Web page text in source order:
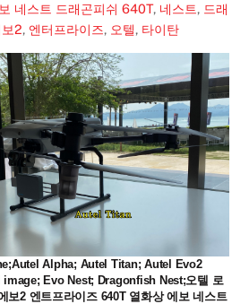
네스트 드래곤피쉬 640T, 네스트, 드래
2, 엔터프라이즈, 오텔, 타이탄
Alpha; Autel Titan; Autel Evo2
Evo Nest; Dragonfish Nest;오텔 로
보2 엔트프라이즈 640T 열화상 에보 네스트